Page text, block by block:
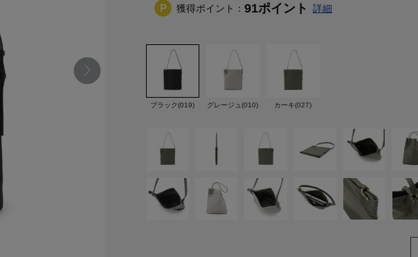
獲得ポイント： 91ポイント 詳細
ブラック(019) グレージュ(010) カーキ(027)